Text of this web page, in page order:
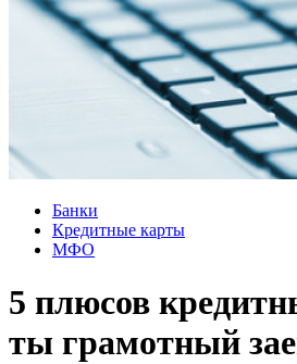
Банки
Кредитные карты
МФО
5 плюсов
ты грамотный